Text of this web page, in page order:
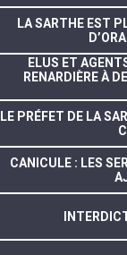
LA SARTHE EST
ELUS ET
RENARDIÈRE À
LE PRÉFET DE LA
CANICULE : LES